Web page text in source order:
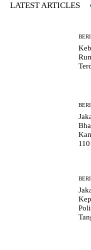
LATEST ARTICLES
110